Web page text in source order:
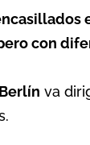
con
va